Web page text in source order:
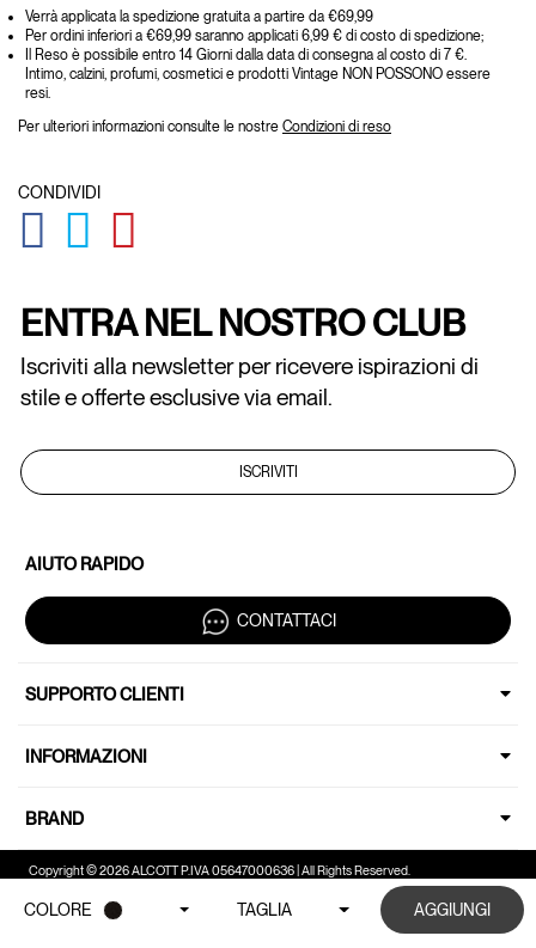
Verrà applicata la spedizione gratuita a partire da €69,99
Per ordini inferiori a €69,99 saranno applicati 6,99 € di costo di spedizione;
Il Reso è possibile entro 14 Giorni dalla data di consegna al costo di 7 €.
Intimo, calzini, profumi, cosmetici e prodotti Vintage NON POSSONO essere
resi.
Per ulteriori informazioni consulte le nostre Condizioni di reso
CONDIVIDI
GLOBAL.SOCIALSHARE.FACEBOOK
GLOBAL.SOCIALSHARE.TWITTER
COLORE TAGLIA AGGIUNGI
ENTRA NEL NOSTRO CLUB
Iscriviti alla newsletter per ricevere ispirazioni di
stile e offerte esclusive via email.
ISCRIVITI
AIUTO RAPIDO
CONTATTACI
SUPPORTO CLIENTI
INFORMAZIONI
BRAND
Copyright © 2026 ALCOTT P.IVA 05647000636 | All Rights Reserved.
Le tue preferenze relative alla privacy